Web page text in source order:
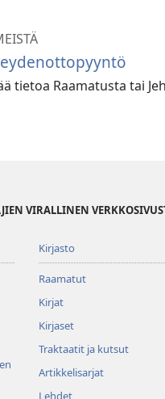
tietoa Raamatusta tai
VIRALLINEN
Kirjasto
Raamatut
Kirjat
Kirjaset
Traktaatit ja kutsut
Artikkelisarjat
Lehdet